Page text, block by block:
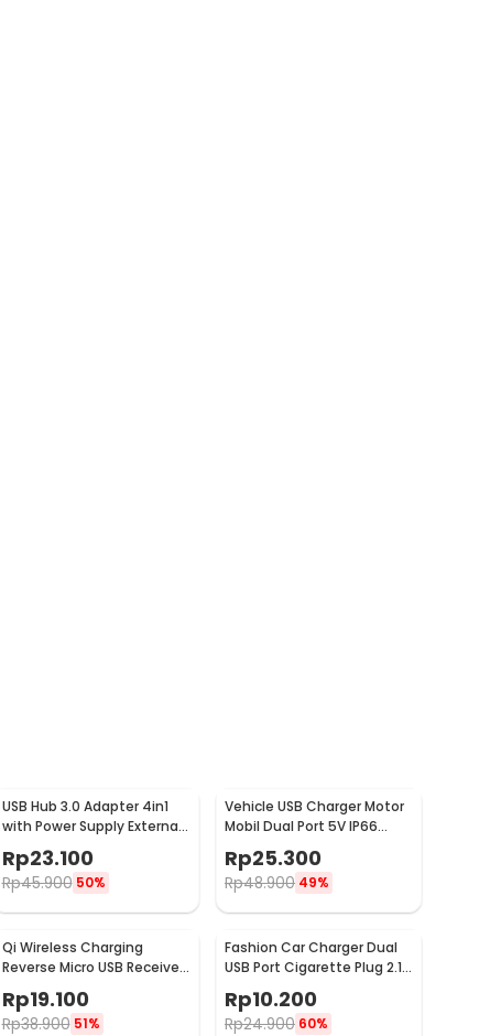
USB Hub 3.0 Adapter 4in1
with Power Supply External
USB 3.0 4 Port - UH-103U3
Rp23.100
Rp45.900 50%
Vehicle USB Charger Motor
Mobil Dual Port 5V IP66
Splashproof - 42557
Rp25.300
Rp48.900 49%
Qi Wireless Charging
Reverse Micro USB Receiver
for Smartphone - WXTE
Rp19.100
Rp38.900 51%
Fashion Car Charger Dual
USB Port Cigarette Plug 2.1A
- YSC-11
Rp10.200
Rp24.900 60%